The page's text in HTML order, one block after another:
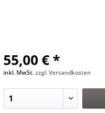
55,00 € *
inkl. MwSt.zzgl. Versandkosten